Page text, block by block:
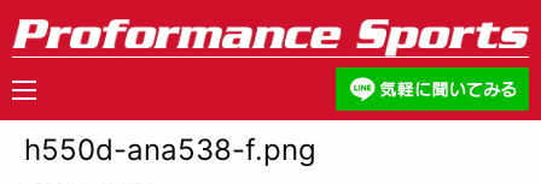
h550d-ana538-f.png